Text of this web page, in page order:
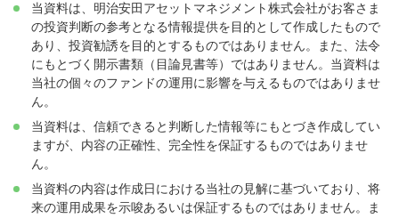
当資料は、明治安田アセットマネジメント株式会社がお客さま
の投資判断の参考となる情報提供を目的として作成したもので
あり、投資勧誘を目的とするものではありません。また、法令
にもとづく開示書類（目論見書等）ではありません。当資料は
当社の個々のファンドの運用に影響を与えるものではありませ
ん。
当資料は、信頼できると判断した情報等にもとづき作成してい
ますが、内容の正確性、完全性を保証するものではありませ
ん。
当資料の内容は作成日における当社の見解に基づいており、将
来の運用成果を示唆あるいは保証するものではありません。ま